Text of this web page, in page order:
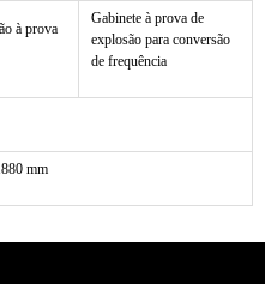
à prova
Gabinete à prova de
explosão para conversão
de frequência
mm